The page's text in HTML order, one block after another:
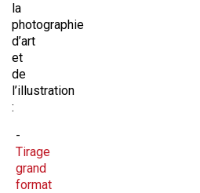
la
photographie
d’art
et
de
l’illustration
:
Tirage
grand
format